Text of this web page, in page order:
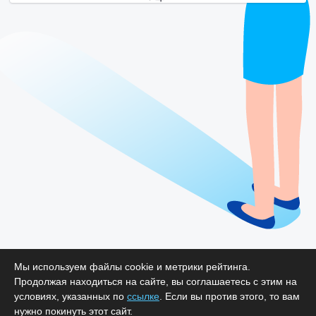
Мы используем файлы cookie и метрики рейтинга.
Продолжая находиться на сайте, вы соглашаетесь с этим на
условиях, указанных по ссылке . Если вы против этого, то вам
нужно покинуть этот сайт.